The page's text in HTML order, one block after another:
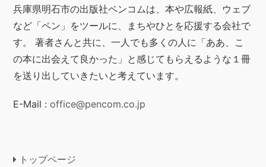
兵庫県明石市の出版社ペンコムは、本や広報紙、ウェブ
など「ペン」をツールに、まちやひとを応援する会社で
す。 著者さんと共に、一人でも多くの人に「ああ、こ
の本に出会えて良かった」と感じてもらえるような１冊
を送り出していきたいと考えています。
E-Mail :office@pencom.co.jp
トップページ